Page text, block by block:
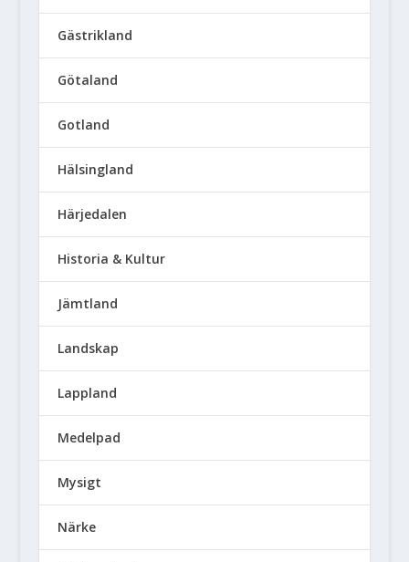
Gästrikland
Götaland
Gotland
Hälsingland
Härjedalen
Historia & Kultur
Jämtland
Landskap
Lappland
Medelpad
Mysigt
Närke